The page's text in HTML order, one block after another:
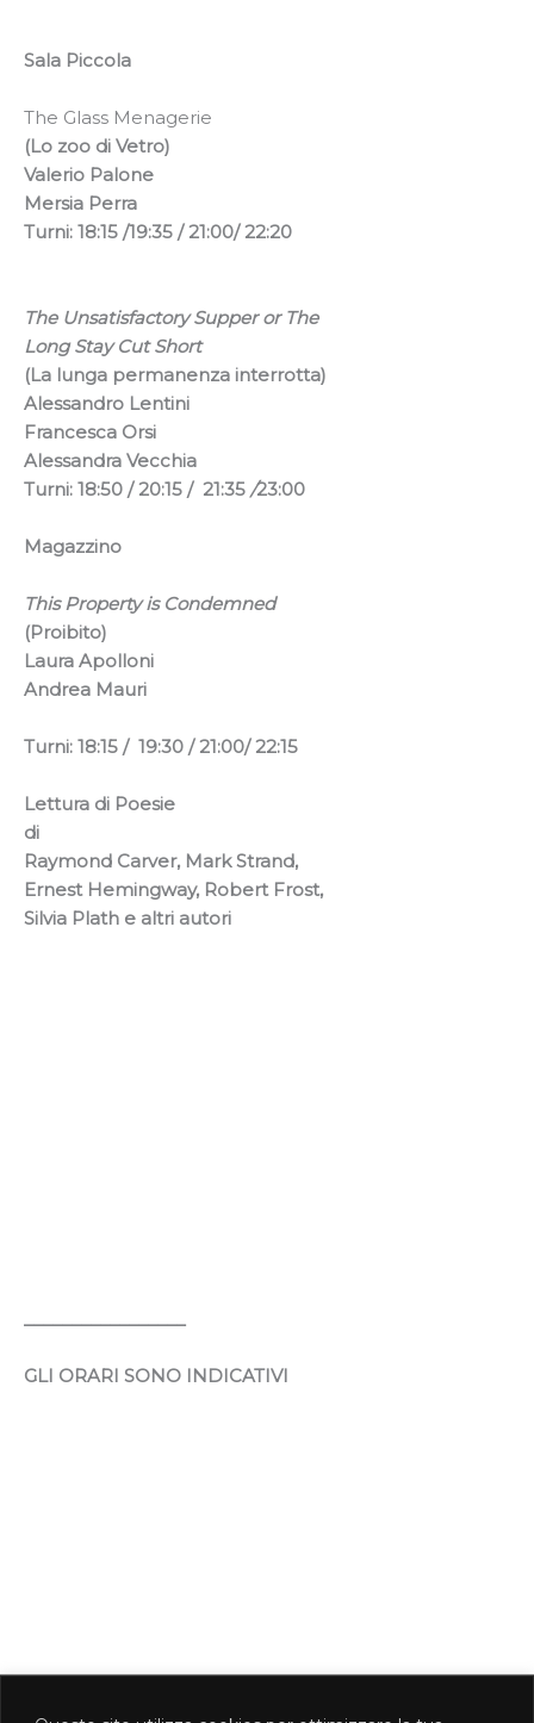
Sala Piccola
The Glass Menagerie
(Lo zoo di Vetro)
Valerio Palone
Mersia Perra
Turni: 18:15 /19:35 / 21:00/ 22:20
The Unsatisfactory Supper or The
Long Stay Cut Short
(La lunga permanenza interrotta)
Alessandro Lentini
Francesca Orsi
Alessandra Vecchia
Turni: 18:50 / 20:15 / 21:35 /23:00
Magazzino
This Property is Condemned
(Proibito)
Laura Apolloni
Andrea Mauri
Turni: 18:15 / 19:30 / 21:00/ 22:15
Lettura di Poesie
di
Raymond Carver, Mark Strand,
Ernest Hemingway, Robert Frost,
Silvia Plath e altri autori
_________________
GLI ORARI SONO INDICATIVI